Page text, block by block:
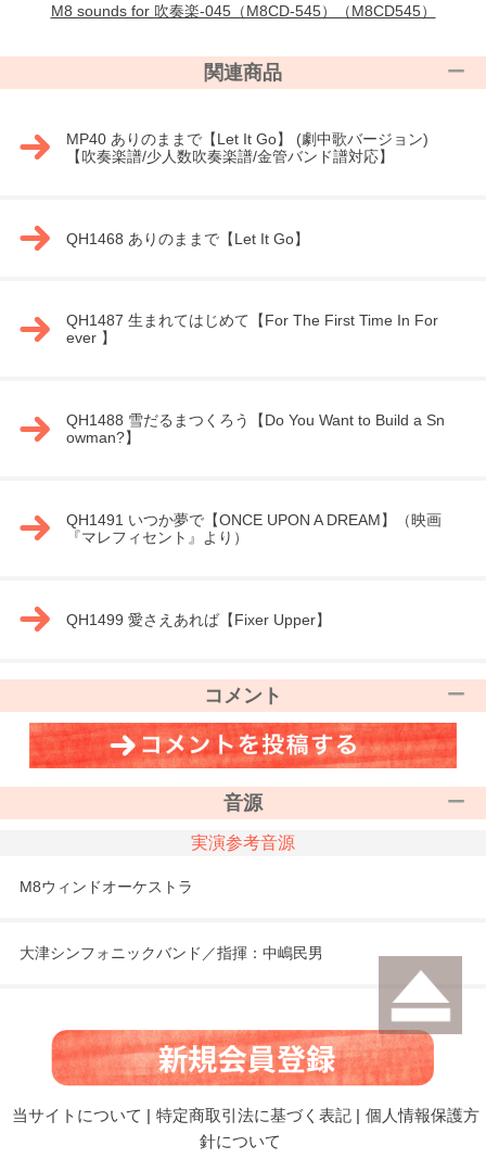
M8 sounds for 吹奏楽-045（M8CD-545）（M8CD545）
関連商品
MP40 ありのままで【Let It Go】 (劇中歌バージョン)
【吹奏楽譜/少人数吹奏楽譜/金管バンド譜対応】
QH1468 ありのままで【Let It Go】
QH1487 生まれてはじめて【For The First Time In For
ever 】
QH1488 雪だるまつくろう【Do You Want to Build a Sn
owman?】
QH1491 いつか夢で【ONCE UPON A DREAM】（映画
『マレフィセント』より）
QH1499 愛さえあれば【Fixer Upper】
コメント
音源
実演参考音源
M8ウィンドオーケストラ
大津シンフォニックバンド／指揮：中嶋民男
当サイトについて | 特定商取引法に基づく表記 | 個人情報保護方
針について